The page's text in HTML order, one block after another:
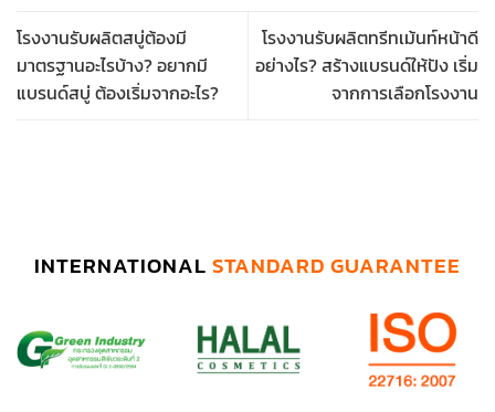
โรงงานรับผลิตสบู่ต้องมี
มาตรฐานอะไรบ้าง? อยากมี
แบรนด์สบู่ ต้องเริ่มจากอะไร?
โรงงานรับผลิตทรีทเม้นท์หน้าดี
อย่างไร? สร้างแบรนด์ให้ปัง เริ่ม
จากการเลือกโรงงาน
INTERNATIONAL STANDARD GUARANTEE